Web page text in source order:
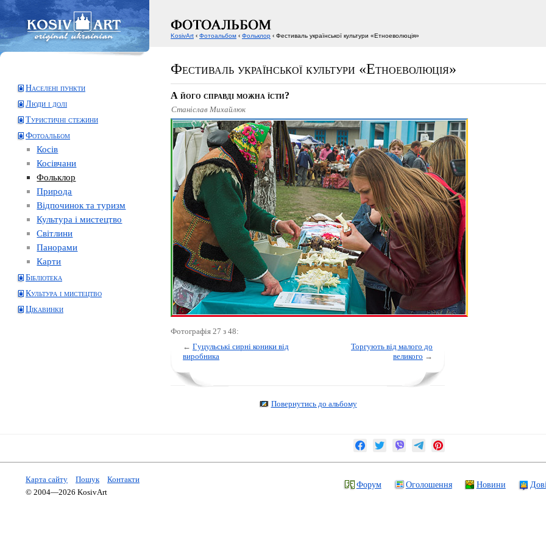
Фестиваль української культури «Етноеволюція»
Населені пункти
Люди і долі
Туристичні стежини
Фотоальбом
Косів
Косівчани
Фольклор
Природа
Відпочинок та туризм
Культура і мистецтво
Світлини
Панорами
Карти
Бібліотека
Культура і мистецтво
Цікавинки
А його справді можна їсти?
Станіслав Михайлюк
Фотографія 27 з 48:
← Гуцульські сирні коники від
виробника
Торгують від малого до
великого →
Повернутись до альбому
KosivArt ‹ Фотоальбом ‹ Фольклор ‹ Фестиваль української культури «Етноеволюція»
Карта сайту Пошук
Контакти
© 2004—2026 KosivArt
Форум Оголошення Новини